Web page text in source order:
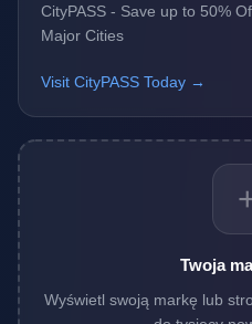
CityPASS - Save up to 50%
Major Cities
Visit CityPASS Today →
Twoja
Wyświetl swoją markę lub